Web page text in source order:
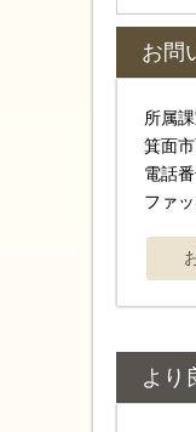
お問
所属
箕面
電話
ファ
より